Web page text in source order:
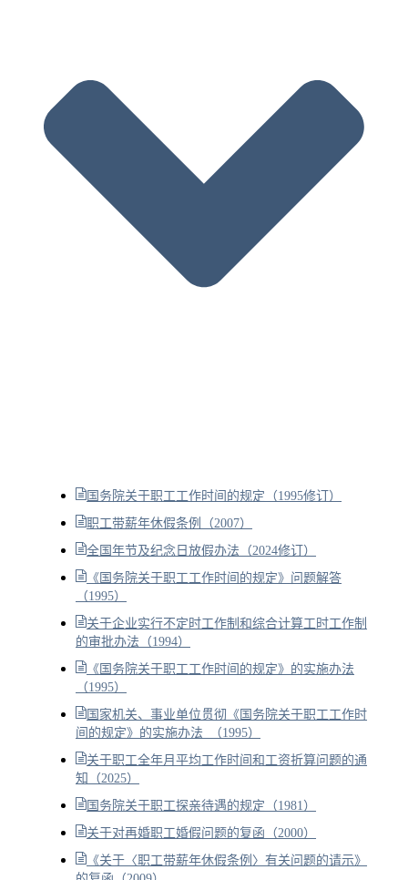
国务院关于职工工作时间的规定（1995修订）
职工带薪年休假条例（2007）
全国年节及纪念日放假办法（2024修订）
《国务院关于职工工作时间的规定》问题解答
（1995）
关于企业实行不定时工作制和综合计算工时工作制
的审批办法（1994）
《国务院关于职工工作时间的规定》的实施办法
（1995）
国家机关、事业单位贯彻《国务院关于职工工作时
间的规定》的实施办法 （1995）
关于职工全年月平均工作时间和工资折算问题的通
知（2025）
国务院关于职工探亲待遇的规定（1981）
关于对再婚职工婚假问题的复函（2000）
《关于〈职工带薪年休假条例〉有关问题的请示》